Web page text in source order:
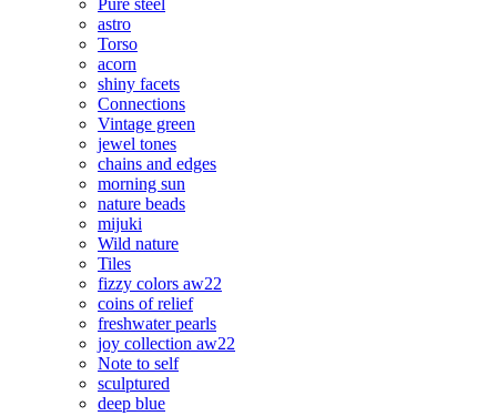
Pure steel
astro
Torso
acorn
shiny facets
Connections
Vintage green
jewel tones
chains and edges
morning sun
nature beads
mijuki
Wild nature
Tiles
fizzy colors aw22
coins of relief
freshwater pearls
joy collection aw22
Note to self
sculptured
deep blue